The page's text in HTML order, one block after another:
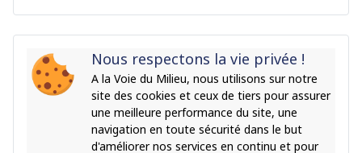
Nous respectons la vie privée !
A la Voie du Milieu, nous utilisons sur notre
site des cookies et ceux de tiers pour assurer
une meilleure performance du site, une
navigation en toute sécurité dans le but
d'améliorer nos services en continu et pour